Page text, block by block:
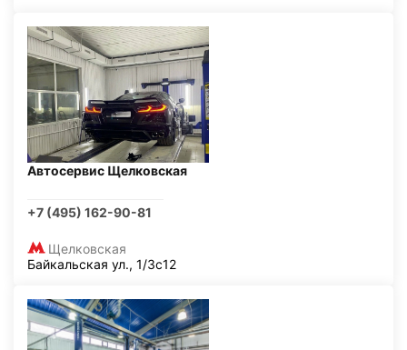
Автосервис Щелковская
+7 (495) 162-90-81
Щелковская
Байкальская ул., 1/3с12